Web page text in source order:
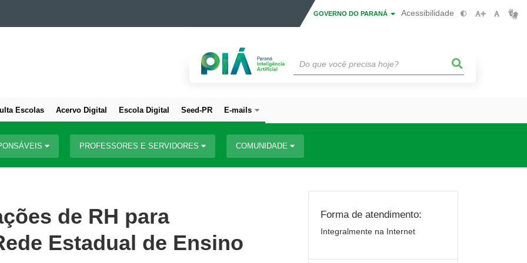
GOVERNO DO PARANÁ Acessibilidade
Escolas Acervo Digital Escola Digital Seed-PR E-mails
PROFESSORES E SERVIDORES COMUNIDADE
de RH para
Estadual de Ensino
Forma de atendimento:
Integralmente na Internet